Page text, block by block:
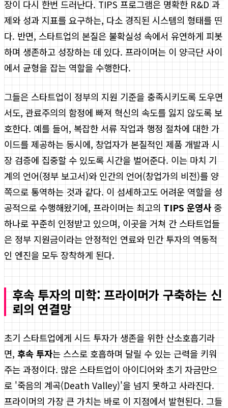
장이 다시 한번 드러난다. TIPS 프로그램은 명확한 R&D 과
제와 성과 지표를 요구하는, 다소 경직된 시스템의 형태를 띤
다. 반면, 스타트업의 본질은 불확실성 속에서 유연하게 피봇
하며 생존하고 성장하는 데 있다. 프라이머는 이 양극단 사이
에서 균형을 잡는 역할을 수행한다.
그들은 스타트업이 정부의 지원 기준을 충족시키도록 도우면
서도, 관료주의의 함정에 빠져 혁신의 속도를 잃지 않도록 보
호한다. 예를 들어, 복잡한 서류 작업과 행정 절차에 대한 가
이드를 제공하는 동시에, 창업자가 본질적인 제품 개발과 시
장 검증에 집중할 수 있도록 시간을 벌어준다. 이는 마치 기
계의 언어(정부 보고서)와 인간의 언어(창업가의 비전)를 양
쪽으로 통역하는 것과 같다. 이 섬세하고도 어려운 역할을 성
공적으로 수행해왔기에, 프라이머는 최고의 TIPS 운영사중
하나로 꾸준히 인정받고 있으며, 이곳을 거쳐 간 스타트업들
은 정부 지원금이라는 안정적인 연료와 민간 투자의 역동적
인 엔진을 모두 장착하게 된다.
후속 투자의 미학: 프라이머가 구축하는 신
뢰의 연결망
초기 스타트업에게 시드 투자가 생존을 위한 산소호흡기라
면, 후속 투자는 스스로 호흡하며 달릴 수 있는 근력을 키워
주는 과정이다. 많은 스타트업이 아이디어와 초기 자금만으
로 '죽음의 계곡(Death Valley)'을 넘지 못하고 사라진다.
프라이머의 가장 큰 가치는 바로 이 지점에서 발현된다. 그들